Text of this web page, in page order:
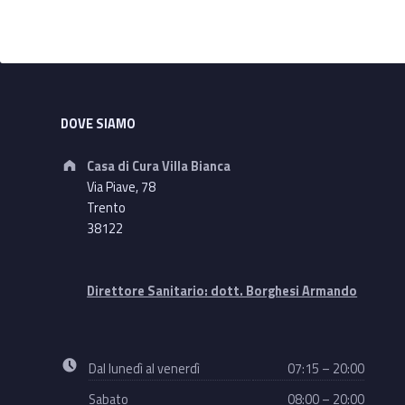
Footer sidebar
DOVE SIAMO
Address:
Casa di Cura Villa Bianca
Via Piave, 78
Trento
38122
Direttore Sanitario: dott. Borghesi Armando
Business hours:
Dal lunedì al venerdì
07:15 – 20:00
Sabato
08:00 – 20:00